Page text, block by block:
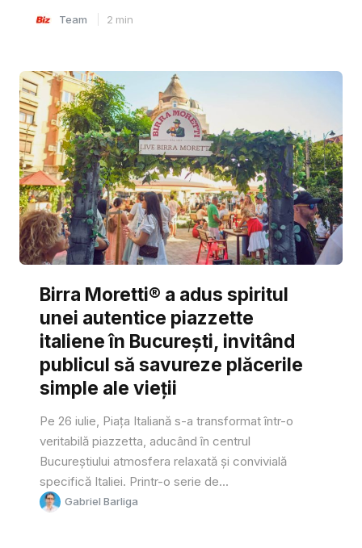
Team 2 min
Birra Moretti® a adus spiritul
unei autentice piazzette
italiene în București, invitând
publicul să savureze plăcerile
simple ale vieții
Pe 26 iulie, Piața Italiană s-a transformat într-o
veritabilă piazzetta, aducând în centrul
Bucureștiului atmosfera relaxată și convivială
specifică Italiei. Printr-o serie de...
Gabriel Barliga